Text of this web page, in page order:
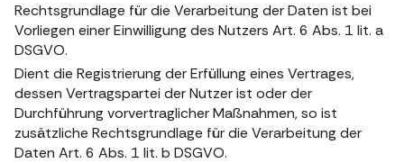
Rechtsgrundlage für die Verarbeitung der Daten ist bei
Vorliegen einer Einwilligung des Nutzers Art. 6 Abs. 1 lit. a
DSGVO.
Dient die Registrierung der Erfüllung eines Vertrages,
dessen Vertragspartei der Nutzer ist oder der
Durchführung vorvertraglicher Maßnahmen, so ist
zusätzliche Rechtsgrundlage für die Verarbeitung der
Daten Art. 6 Abs. 1 lit. b DSGVO.